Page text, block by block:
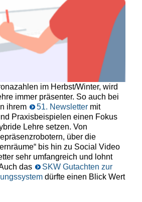
im Herbst/Winter, wird
immer präsenter. So auch bei
ihrem 51. Newslettermit
Praxisbeispielen einen Fokus
Lehre setzen. Von
über die
bis hin zu Social Video
sehr umfangreich und lohnt
das
SKW Gutachten zur
dürfte einen Blick Wert